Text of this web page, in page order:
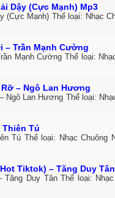
Dậy (Cực Mạnh) Mp3
(Cực Mạnh) Thể loại: Nhạc
– Trần Mạnh Cường
Mạnh Cường Thể loại:
– Ngô Lan Hương
Lan Hương Thể loại:
Tú
Tú Thể loại: Nhạc Chuông
Tiktok) – Tăng Duy Tân
Tăng Duy Tân Thể loại: